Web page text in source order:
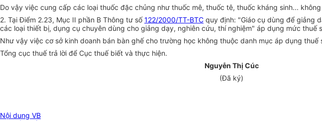
Do vậy việc cung cấp các loại thuốc đặc chủng như thuốc mê, thuốc tê, thuốc kháng sinh...
2. Tại Điểm 2.23, Mục II phần B Thông tư số122/2000/TT-BTC quy định: "Giáo cụ dùng để giảng
các loại thiết bị, dụng cụ chuyên dùng cho giảng dạy, nghiên cứu, thí nghiệm" áp dụng mức thuế
Như vậy việc cơ sở kinh doanh bán bàn ghế cho trường học không thuộc danh mục áp dụng
Tổng cục thuế trả lời để Cục thuế biết và thực hiện.
Nguyễn Thị Cúc
(Đã ký)
Nội dung VB